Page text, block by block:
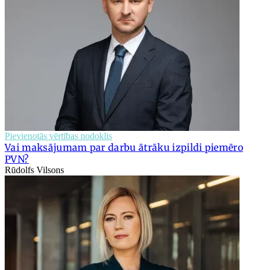
Pievienotās vērtības nodoklis
Vai maksājumam par darbu ātrāku izpildi piemēro
PVN?
Rūdolfs Vilsons